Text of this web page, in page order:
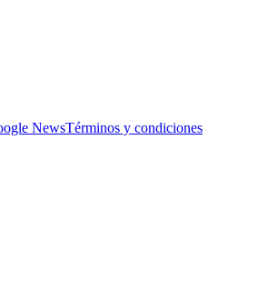
NewsTérminos y condiciones